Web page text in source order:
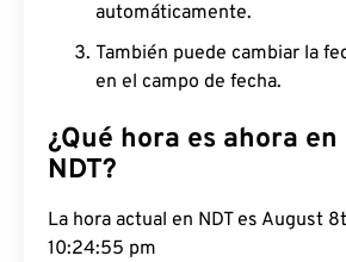
automáticamente.
También puede cambiar la
en el campo de fecha.
¿Qué hora es ahora
NDT?
La hora actual en NDT es August
10:24:56 pm